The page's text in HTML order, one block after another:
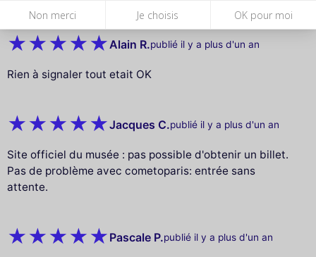
Non merci Je choisis OK pour moi
Alain R.publié il y a plus d'un an
Rien à signaler tout etait OK
Jacques C.publié il y a plus d'un an
Site officiel du musée : pas possible d'obtenir un billet.
Pas de problème avec cometoparis: entrée sans
attente.
Pascale P.publié il y a plus d'un an